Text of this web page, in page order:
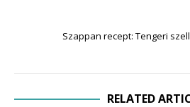
Szappan recept: Tengeri
RELATED